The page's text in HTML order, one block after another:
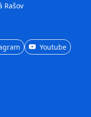
Rašov
Youtube